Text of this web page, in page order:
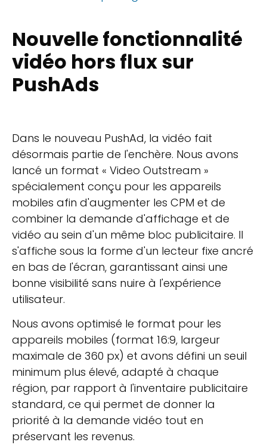
Nouvelle fonctionnalité
vidéo hors flux sur
PushAds
Dans le nouveau PushAd, la vidéo fait
désormais partie de l'enchère. Nous avons
lancé un format « Video Outstream »
spécialement conçu pour les appareils
mobiles afin d'augmenter les CPM et de
combiner la demande d'affichage et de
vidéo au sein d'un même bloc publicitaire. Il
s'affiche sous la forme d'un lecteur fixe ancré
en bas de l'écran, garantissant ainsi une
bonne visibilité sans nuire à l'expérience
utilisateur.
Nous avons optimisé le format pour les
appareils mobiles (format 16:9, largeur
maximale de 360 px) et avons défini un seuil
minimum plus élevé, adapté à chaque
région, par rapport à l'inventaire publicitaire
standard, ce qui permet de donner la
priorité à la demande vidéo tout en
préservant les revenus.